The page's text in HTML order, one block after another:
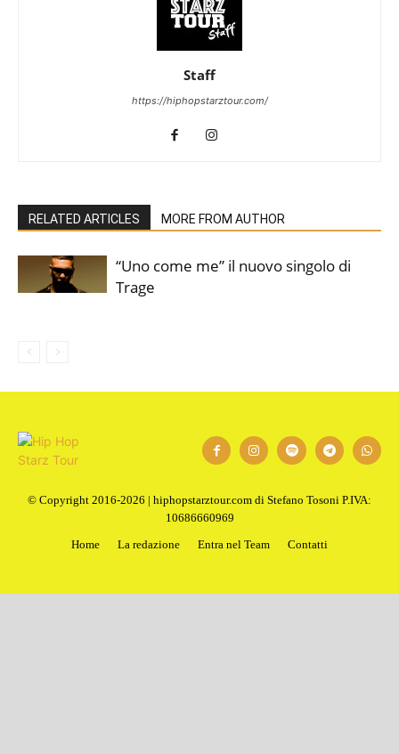
Staff
https://hiphopstarztour.com/
RELATED ARTICLES MORE FROM AUTHOR
“Uno come me” il nuovo singolo di
Trage
© Copyright 2016-2026 | hiphopstarztour.com di Stefano Tosoni P.IVA:
10686660969
Home
La redazione Entra nel Team Contatti